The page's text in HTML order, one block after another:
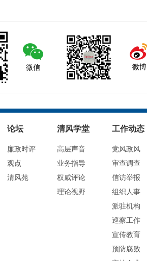
微信 微博
论坛
廉政时评
观点
清风苑
清风学堂
高层声音
业务指导
权威评论
理论视野
工作动态
党风政风
审查调查
信访举报
组织人事
派驻机构
巡察工作
宣传教育
预防腐败